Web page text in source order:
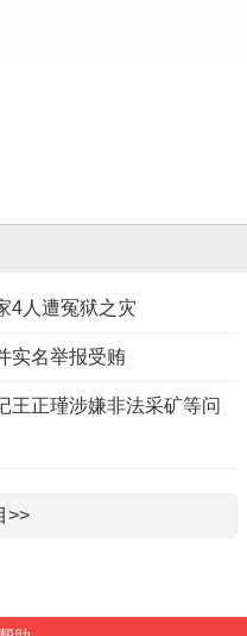
4人遭冤狱之灾
实名举报受贿
王正瑾涉嫌非法采矿等问
>>